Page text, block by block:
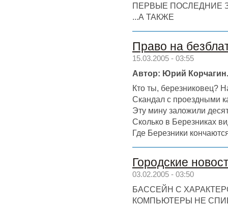
ПЕРВЫЕ ПОСЛЕДНИЕ
...А ТАКЖЕ
Право на
15.03.2005 - 03:55
Автор: Юрий Корчагин.
Кто ты, березниковец?
Скандал с проездными
Эту мину заложили
Сколько в Березниках
Где Березники
Городские
03.02.2005 - 03:50
БАССЕЙН С
КОМПЬЮТЕРЫ НЕ